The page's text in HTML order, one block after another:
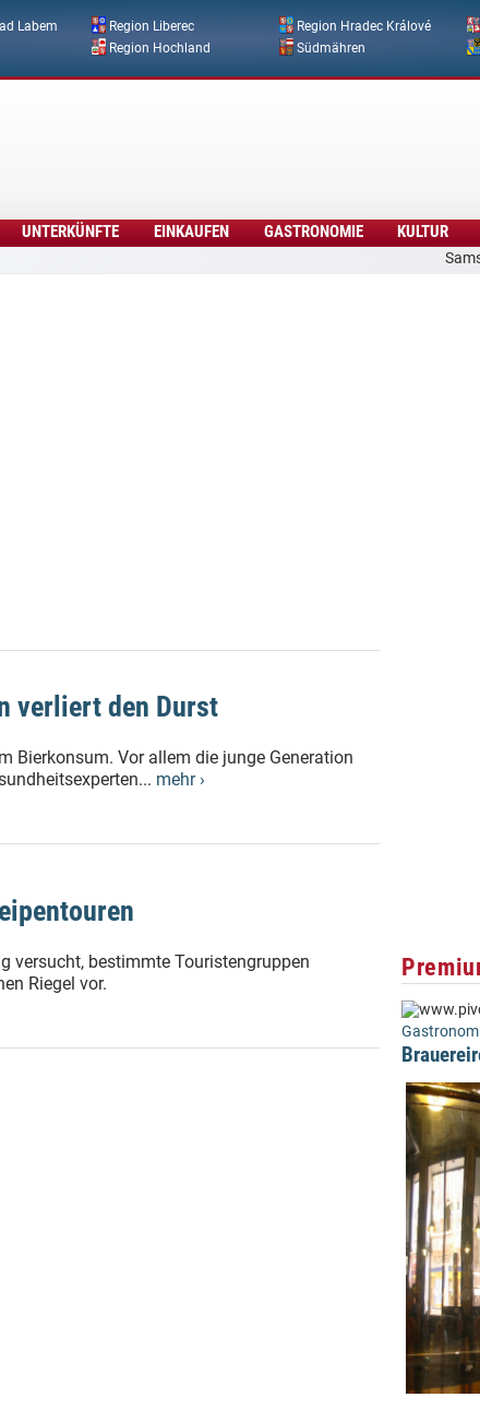
Direkt zum Inhalt
Labem Region Liberec Region Hradec Králové
Region Hochland Südmähren
UNTERKÜNFTE EINKAUFEN GASTRONOMIE KULTUR
verliert den Durst
Bierkonsum. Vor allem die junge Generation
mehr ›
versucht, bestimmte Touristengruppen
Riegel vor.